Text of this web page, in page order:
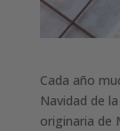
Cada año
Navidad de
originaria de